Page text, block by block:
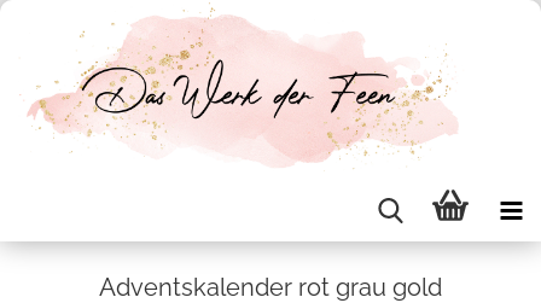
Ad­vents­ka­len­der rot grau gold